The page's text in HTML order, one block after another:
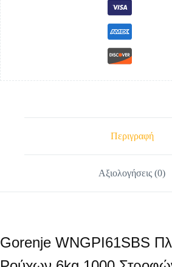
Περιγραφή
Αξιολογήσεις (0)
Gorenje WNGPI61SBS